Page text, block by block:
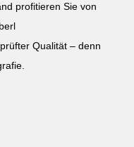
profitieren Sie von
Qualität – denn